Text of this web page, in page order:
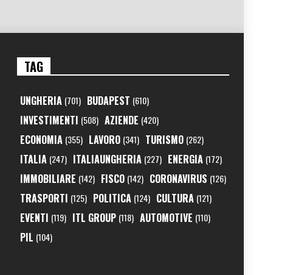
TAG
UNGHERIA (701) BUDAPEST (610)
INVESTIMENTI (508) AZIENDE (420)
ECONOMIA (355) LAVORO (341) TURISMO (262)
ITALIA (247) ITALIAUNGHERIA (227) ENERGIA (172)
IMMOBILIARE (142) FISCO (142) CORONAVIRUS (126)
TRASPORTI (125) POLITICA (124) CULTURA (121)
EVENTI (119) ITL GROUP (118) AUTOMOTIVE (110)
PIL (104)